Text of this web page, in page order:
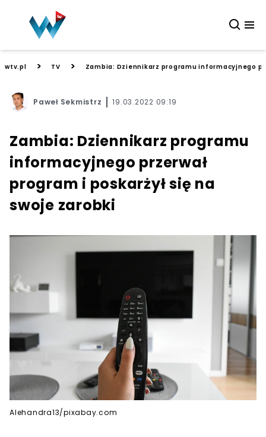
wtv.pl > TV > Zambia: Dziennikarz programu informacyjnego
Paweł Sekmistrz 19.03.2022 09:19
Zambia: Dziennikarz programu
informacyjnego przerwał
program i poskarżył się na
swoje zarobki
Alehandra13/pixabay.com